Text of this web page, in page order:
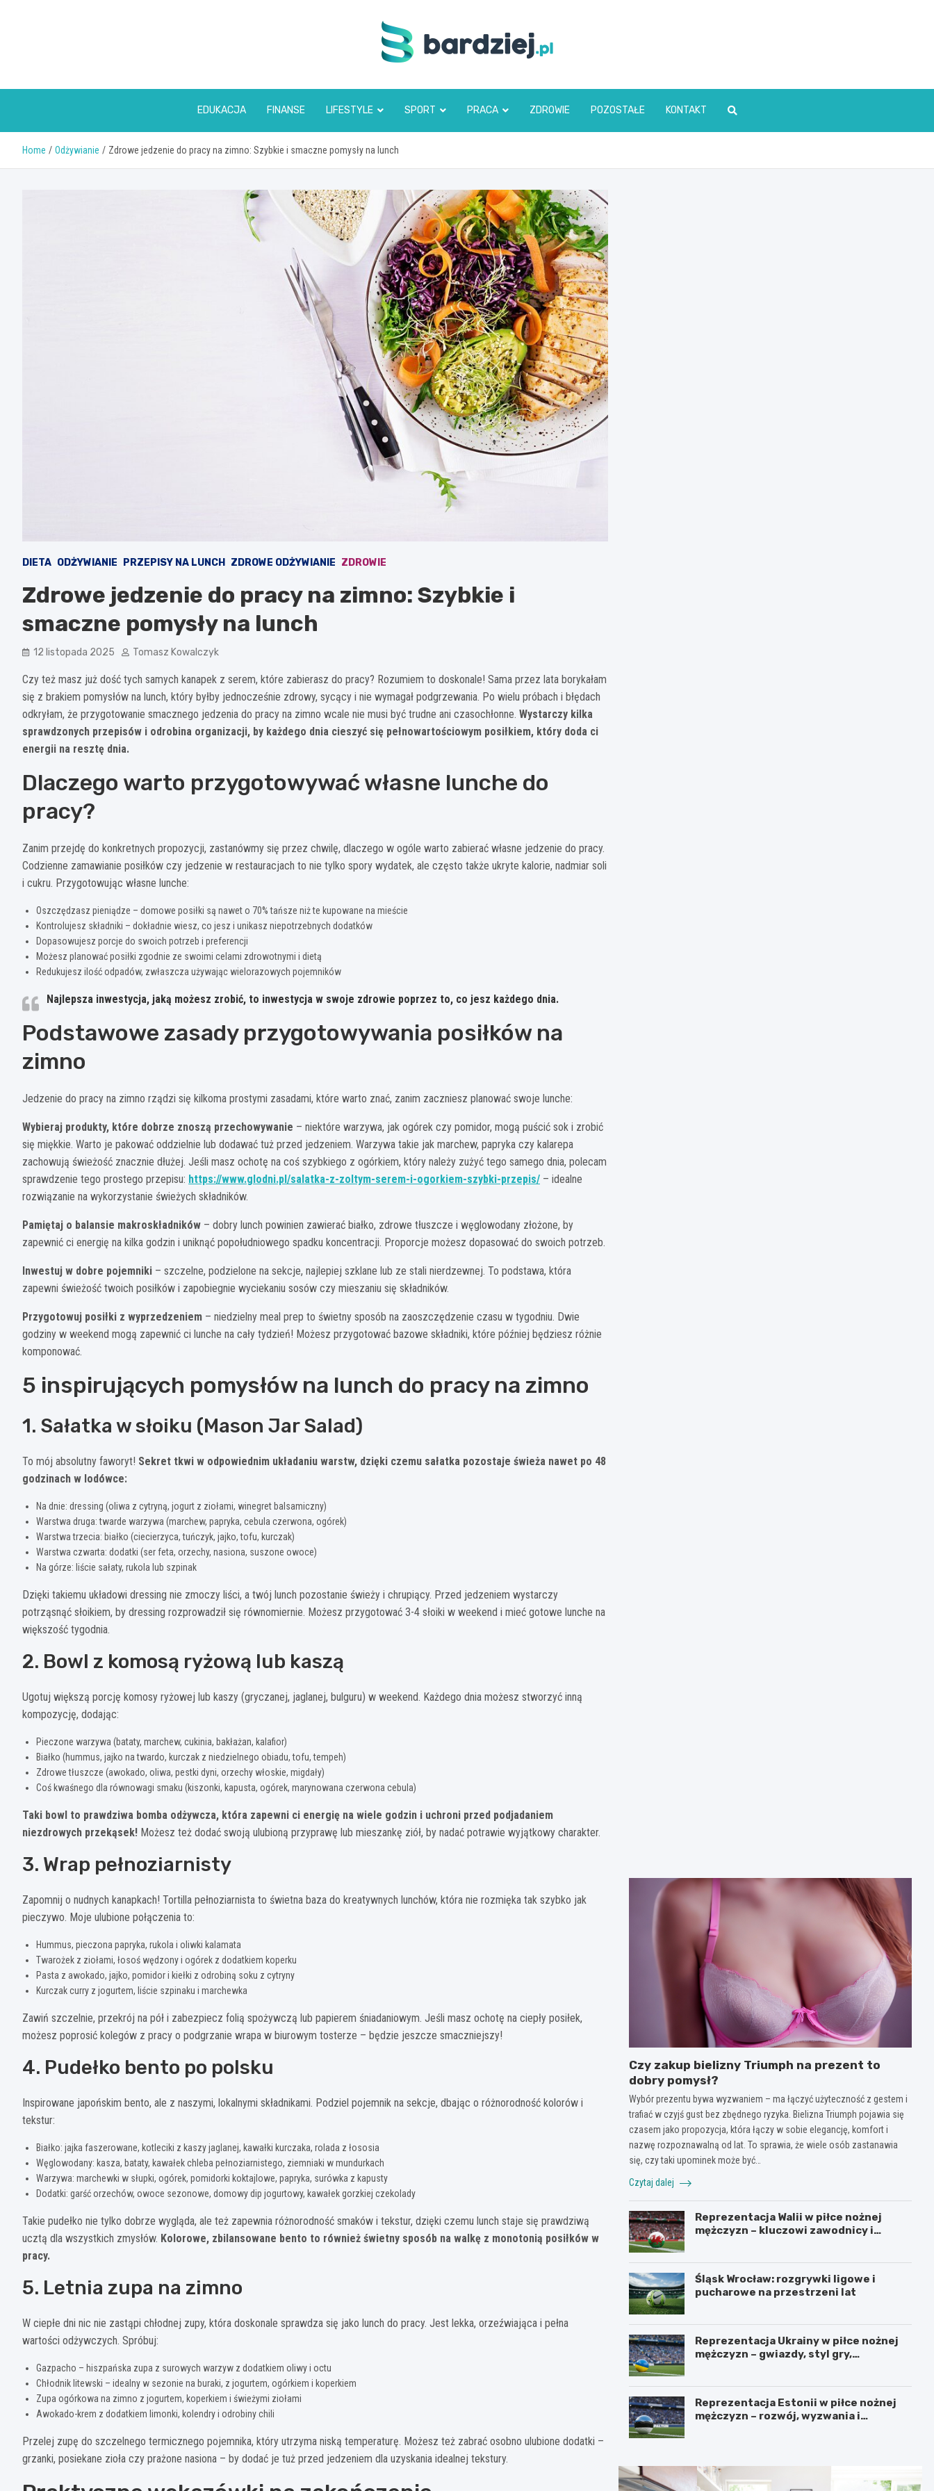
bardziej.pl
EDUKACJA FINANSE LIFESTYLE SPORT PRACA ZDROWIE POZOSTAŁE KONTAKT
Home Odżywianie Zdrowe jedzenie do pracy na zimno: Szybkie i smaczne pomysły na lunch
DIETA ODŻYWIANIE PRZEPISY NA LUNCH ZDROWE ODŻYWIANIE ZDROWIE
Zdrowe jedzenie do pracy na zimno: Szybkie i
smaczne pomysły na lunch
12 listopada 2025 Tomasz Kowalczyk
Czy też masz już dość tych samych kanapek z serem, które zabierasz do pracy? Rozumiem to doskonale! Sama przez lata borykałam
się z brakiem pomysłów na lunch, który byłby jednocześnie zdrowy, sycący i nie wymagał podgrzewania. Po wielu próbach i błędach
odkryłam, że przygotowanie smacznego jedzenia do pracy na zimno wcale nie musi być trudne ani czasochłonne. Wystarczy kilka
sprawdzonych przepisów i odrobina organizacji, by każdego dnia cieszyć się pełnowartościowym posiłkiem, który doda ci
energii na resztę dnia.
Dlaczego warto przygotowywać własne lunche do
pracy?
Zanim przejdę do konkretnych propozycji, zastanówmy się przez chwilę, dlaczego w ogóle warto zabierać własne jedzenie do pracy.
Codzienne zamawianie posiłków czy jedzenie w restauracjach to nie tylko spory wydatek, ale często także ukryte kalorie, nadmiar soli
i cukru. Przygotowując własne lunche:
Oszczędzasz pieniądze – domowe posiłki są nawet o 70% tańsze niż te kupowane na mieście
Kontrolujesz składniki – dokładnie wiesz, co jesz i unikasz niepotrzebnych dodatków
Dopasowujesz porcje do swoich potrzeb i preferencji
Możesz planować posiłki zgodnie ze swoimi celami zdrowotnymi i dietą
Redukujesz ilość odpadów, zwłaszcza używając wielorazowych pojemników
Najlepsza inwestycja, jaką możesz zrobić, to inwestycja w swoje zdrowie poprzez to, co jesz każdego dnia.
Podstawowe zasady przygotowywania posiłków na
zimno
Jedzenie do pracy na zimno rządzi się kilkoma prostymi zasadami, które warto znać, zanim zaczniesz planować swoje lunche:
Wybieraj produkty, które dobrze znoszą przechowywanie – niektóre warzywa, jak ogórek czy pomidor, mogą puścić sok i zrobić
się miękkie. Warto je pakować oddzielnie lub dodawać tuż przed jedzeniem. Warzywa takie jak marchew, papryka czy kalarepa
zachowują świeżość znacznie dłużej. Jeśli masz ochotę na coś szybkiego z ogórkiem, który należy zużyć tego samego dnia, polecam
sprawdzenie tego prostego przepisu: https://www.glodni.pl/salatka-z-zoltym-serem-i-ogorkiem-szybki-przepis/ – idealne
rozwiązanie na wykorzystanie świeżych składników.
Pamiętaj o balansie makroskładników – dobry lunch powinien zawierać białko, zdrowe tłuszcze i węglowodany złożone, by
zapewnić ci energię na kilka godzin i uniknąć popołudniowego spadku koncentracji. Proporcje możesz dopasować do swoich potrzeb.
Inwestuj w dobre pojemniki – szczelne, podzielone na sekcje, najlepiej szklane lub ze stali nierdzewnej. To podstawa, która
zapewni świeżość twoich posiłków i zapobiegnie wyciekaniu sosów czy mieszaniu się składników.
Przygotowuj posiłki z wyprzedzeniem – niedzielny meal prep to świetny sposób na zaoszczędzenie czasu w tygodniu. Dwie
godziny w weekend mogą zapewnić ci lunche na cały tydzień! Możesz przygotować bazowe składniki, które później będziesz różnie
komponować.
5 inspirujących pomysłów na lunch do pracy na zimno
1. Sałatka w słoiku (Mason Jar Salad)
To mój absolutny faworyt! Sekret tkwi w odpowiednim układaniu warstw, dzięki czemu sałatka pozostaje świeża nawet po 48
godzinach w lodówce:
Na dnie: dressing (oliwa z cytryną, jogurt z ziołami, winegret balsamiczny)
Warstwa druga: twarde warzywa (marchew, papryka, cebula czerwona, ogórek)
Warstwa trzecia: białko (ciecierzyca, tuńczyk, jajko, tofu, kurczak)
Warstwa czwarta: dodatki (ser feta, orzechy, nasiona, suszone owoce)
Na górze: liście sałaty, rukola lub szpinak
Dzięki takiemu układowi dressing nie zmoczy liści, a twój lunch pozostanie świeży i chrupiący. Przed jedzeniem wystarczy
potrząsnąć słoikiem, by dressing rozprowadził się równomiernie. Możesz przygotować 3-4 słoiki w weekend i mieć gotowe lunche na
większość tygodnia.
2. Bowl z komosą ryżową lub kaszą
Ugotuj większą porcję komosy ryżowej lub kaszy (gryczanej, jaglanej, bulguru) w weekend. Każdego dnia możesz stworzyć inną
kompozycję, dodając:
Pieczone warzywa (bataty, marchew, cukinia, bakłażan, kalafior)
Białko (hummus, jajko na twardo, kurczak z niedzielnego obiadu, tofu, tempeh)
Zdrowe tłuszcze (awokado, oliwa, pestki dyni, orzechy włoskie, migdały)
Coś kwaśnego dla równowagi smaku (kiszonki, kapusta, ogórek, marynowana czerwona cebula)
Taki bowl to prawdziwa bomba odżywcza, która zapewni ci energię na wiele godzin i uchroni przed podjadaniem
niezdrowych przekąsek! Możesz też dodać swoją ulubioną przyprawę lub mieszankę ziół, by nadać potrawie wyjątkowy charakter.
3. Wrap pełnoziarnisty
Zapomnij o nudnych kanapkach! Tortilla pełnoziarnista to świetna baza do kreatywnych lunchów, która nie rozmięka tak szybko jak
pieczywo. Moje ulubione połączenia to:
Hummus, pieczona papryka, rukola i oliwki kalamata
Twarożek z ziołami, łosoś wędzony i ogórek z dodatkiem koperku
Pasta z awokado, jajko, pomidor i kiełki z odrobiną soku z cytryny
Kurczak curry z jogurtem, liście szpinaku i marchewka
Zawiń szczelnie, przekrój na pół i zabezpiecz folią spożywczą lub papierem śniadaniowym. Jeśli masz ochotę na ciepły posiłek,
możesz poprosić kolegów z pracy o podgrzanie wrapa w biurowym tosterze – będzie jeszcze smaczniejszy!
4. Pudełko bento po polsku
Inspirowane japońskim bento, ale z naszymi, lokalnymi składnikami. Podziel pojemnik na sekcje, dbając o różnorodność kolorów i
tekstur:
Białko: jajka faszerowane, kotleciki z kaszy jaglanej, kawałki kurczaka, rolada z łososia
Węglowodany: kasza, bataty, kawałek chleba pełnoziarnistego, ziemniaki w mundurkach
Warzywa: marchewki w słupki, ogórek, pomidorki koktajlowe, papryka, surówka z kapusty
Dodatki: garść orzechów, owoce sezonowe, domowy dip jogurtowy, kawałek gorzkiej czekolady
Takie pudełko nie tylko dobrze wygląda, ale też zapewnia różnorodność smaków i tekstur, dzięki czemu lunch staje się prawdziwą
ucztą dla wszystkich zmysłów. Kolorowe, zbilansowane bento to również świetny sposób na walkę z monotonią posiłków w
pracy.
5. Letnia zupa na zimno
W ciepłe dni nic nie zastąpi chłodnej zupy, która doskonale sprawdza się jako lunch do pracy. Jest lekka, orzeźwiająca i pełna
wartości odżywczych. Spróbuj:
Gazpacho – hiszpańska zupa z surowych warzyw z dodatkiem oliwy i octu
Chłodnik litewski – idealny w sezonie na buraki, z jogurtem, ogórkiem i koperkiem
Zupa ogórkowa na zimno z jogurtem, koperkiem i świeżymi ziołami
Awokado-krem z dodatkiem limonki, kolendry i odrobiny chili
Przelej zupę do szczelnego termicznego pojemnika, który utrzyma niską temperaturę. Możesz też zabrać osobno ulubione dodatki –
grzanki, posiekane zioła czy prażone nasiona – by dodać je tuż przed jedzeniem dla uzyskania idealnej tekstury.
Czy zakup bielizny Triumph na prezent to
dobry pomysł?
Wybór prezentu bywa wyzwaniem – ma łączyć użyteczność z gestem i
trafiać w czyjś gust bez zbędnego ryzyka. Bielizna Triumph pojawia się
czasem jako propozycja, która łączy w sobie elegancję, komfort i
nazwę rozpoznawalną od lat. To sprawia, że wiele osób zastanawia
się, czy taki upominek może być…
Czytaj dalej
Reprezentacja Walii w piłce nożnej
mężczyzn – kluczowi zawodnicy i
Śląsk Wrocław: rozgrywki ligowe i
pucharowe na przestrzeni lat
Reprezentacja Ukrainy w piłce nożnej
mężczyzn – gwiazdy, styl gry,
Reprezentacja Estonii w piłce nożnej
mężczyzn – rozwój, wyzwania i